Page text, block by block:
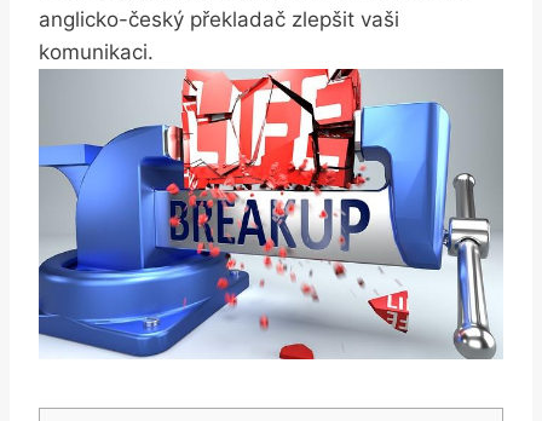
anglicko-český překladač zlepšit vaši
komunikaci.